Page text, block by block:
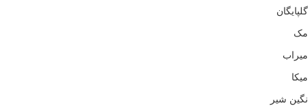
گلپایگان
مک
میراب
میکا
نگین شیر